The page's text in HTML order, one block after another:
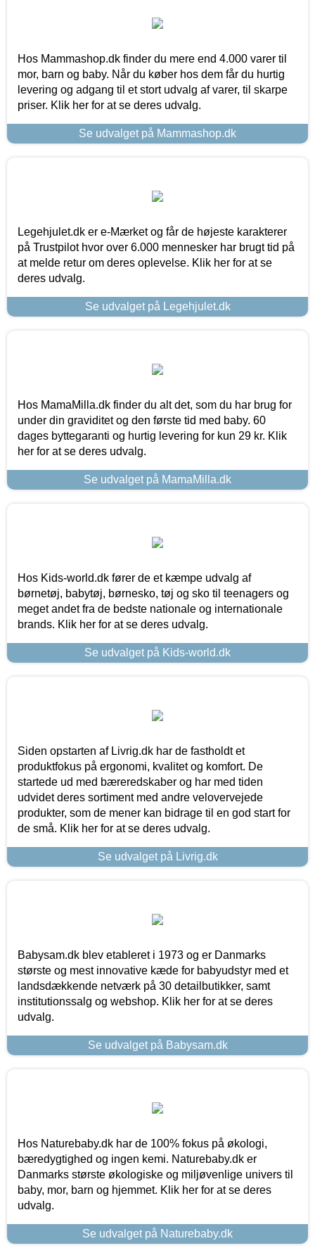
Hos Mammashop.dk finder du mere end 4.000 varer til
mor, barn og baby. Når du køber hos dem får du hurtig
levering og adgang til et stort udvalg af varer, til skarpe
priser. Klik her for at se deres udvalg.
Se udvalget på Mammashop.dk
Legehjulet.dk er e-Mærket og får de højeste karakterer
på Trustpilot hvor over 6.000 mennesker har brugt tid på
at melde retur om deres oplevelse. Klik her for at se
deres udvalg.
Se udvalget på Legehjulet.dk
Hos MamaMilla.dk finder du alt det, som du har brug for
under din graviditet og den første tid med baby. 60
dages byttegaranti og hurtig levering for kun 29 kr. Klik
her for at se deres udvalg.
Se udvalget på MamaMilla.dk
Hos Kids-world.dk fører de et kæmpe udvalg af
børnetøj, babytøj, børnesko, tøj og sko til teenagers og
meget andet fra de bedste nationale og internationale
brands. Klik her for at se deres udvalg.
Se udvalget på Kids-world.dk
Siden opstarten af Livrig.dk har de fastholdt et
produktfokus på ergonomi, kvalitet og komfort. De
startede ud med bæreredskaber og har med tiden
udvidet deres sortiment med andre velovervejede
produkter, som de mener kan bidrage til en god start for
de små. Klik her for at se deres udvalg.
Se udvalget på Livrig.dk
Babysam.dk blev etableret i 1973 og er Danmarks
største og mest innovative kæde for babyudstyr med et
landsdækkende netværk på 30 detailbutikker, samt
institutionssalg og webshop. Klik her for at se deres
udvalg.
Se udvalget på Babysam.dk
Hos Naturebaby.dk har de 100% fokus på økologi,
bæredygtighed og ingen kemi. Naturebaby.dk er
Danmarks største økologiske og miljøvenlige univers til
baby, mor, barn og hjemmet. Klik her for at se deres
udvalg.
Se udvalget på Naturebaby.dk